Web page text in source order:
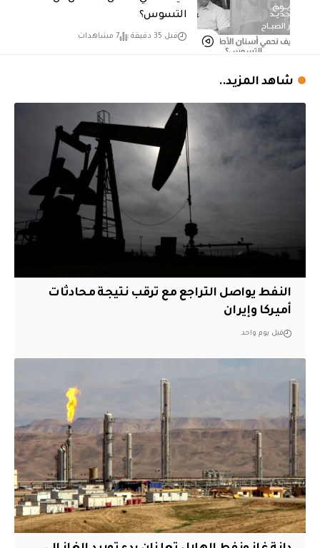
التسوس؟
قبل 35 دقيقة 7 مشاهدات
شاهد المزيد..
النفط يواصل التراجع مع ترقب نتيجة محادثات
أميركا وإيران
قبل يوم واحد